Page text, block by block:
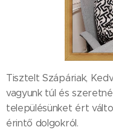
Tisztelt Szápáriak,
vagyunk túl és
településünket ért
érintő dolgokról.